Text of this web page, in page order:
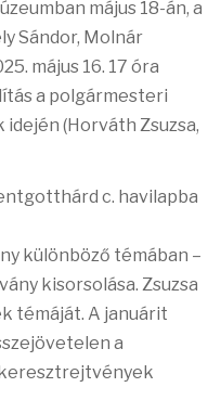
május 18-án, a
Sándor, Molnár
május 16. 17 óra
a polgármesteri
(Horváth Zsuzsa,
c. havilapba
különböző témában –
kisorsolása. Zsuzsa
témáját. A januárit
a